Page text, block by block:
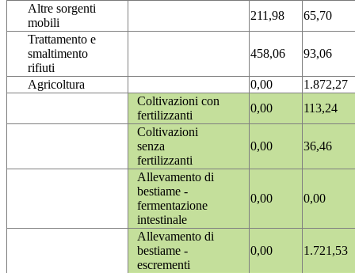
Altre sorgenti
mobili
211,98
65,70
Trattamento e
smaltimento
rifiuti
458,06 93,06
Agricoltura 0,00
1.872,27
Coltivazioni con
fertilizzanti
0,00
113,24
Coltivazioni
senza
fertilizzanti
0,00 36,46
Allevamento di
bestiame -
fermentazione
intestinale
0,00 0,00
Allevamento di
bestiame -
escrementi
0,00 1.721,53